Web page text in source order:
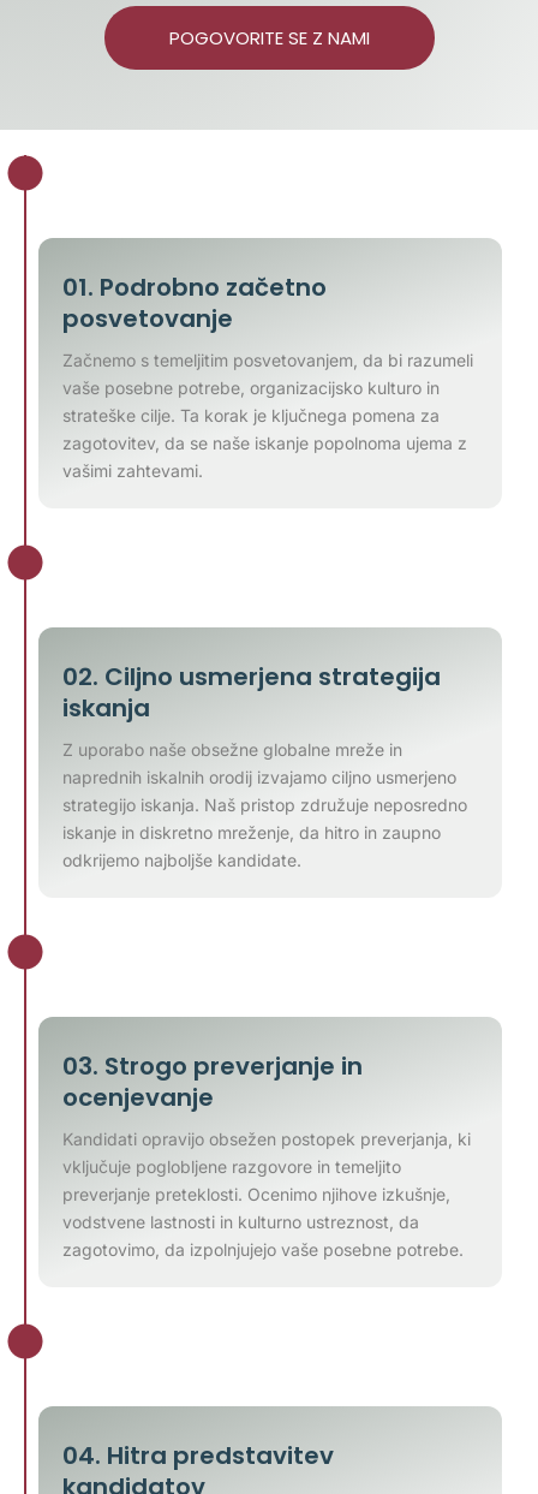
POGOVORITE SE Z NAMI
01. Podrobno začetno
posvetovanje
Začnemo s temeljitim posvetovanjem, da bi razumeli
vaše posebne potrebe, organizacijsko kulturo in
strateške cilje. Ta korak je ključnega pomena za
zagotovitev, da se naše iskanje popolnoma ujema z
vašimi zahtevami.
02. Ciljno usmerjena strategija
iskanja
Z uporabo naše obsežne globalne mreže in
naprednih iskalnih orodij izvajamo ciljno usmerjeno
strategijo iskanja. Naš pristop združuje neposredno
iskanje in diskretno mreženje, da hitro in zaupno
odkrijemo najboljše kandidate.
03. Strogo preverjanje in
ocenjevanje
Kandidati opravijo obsežen postopek preverjanja, ki
vključuje poglobljene razgovore in temeljito
preverjanje preteklosti. Ocenimo njihove izkušnje,
vodstvene lastnosti in kulturno ustreznost, da
zagotovimo, da izpolnjujejo vaše posebne potrebe.
04. Hitra predstavitev
kandidatov